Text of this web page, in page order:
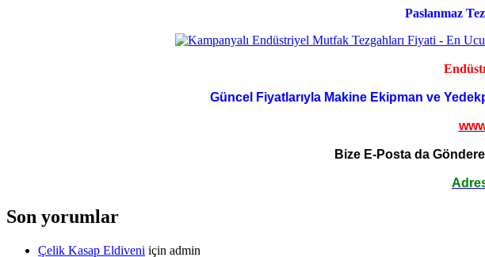
Paslanmaz
Güncel Fiyatlarıyla Makine Ekipman ve
Bize E-Posta da
Son yorumlar
Çelik Kasap Eldiveni için admin